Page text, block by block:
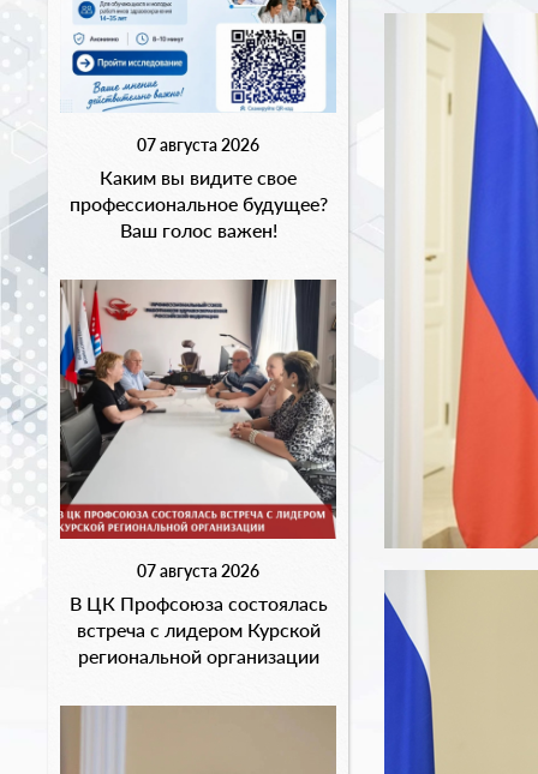
07 августа 2026
Каким вы видите свое
профессиональное будущее?
Ваш голос важен!
07 августа 2026
В ЦК Профсоюза состоялась
встреча с лидером Курской
региональной организации